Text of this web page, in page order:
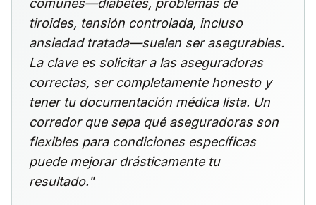
comunes—diabetes, problemas de
tiroides, tensión controlada, incluso
ansiedad tratada—suelen ser asegurables.
La clave es solicitar a las aseguradoras
correctas, ser completamente honesto y
tener tu documentación médica lista. Un
corredor que sepa qué aseguradoras son
flexibles para condiciones específicas
puede mejorar drásticamente tu
resultado."